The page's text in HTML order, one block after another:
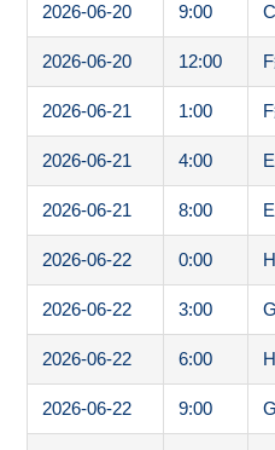
2026-06-20 9:00
2026-06-20 12:00
2026-06-21 1:00
2026-06-21 4:00
2026-06-21 8:00
2026-06-22 0:00
2026-06-22 3:00
2026-06-22 6:00
2026-06-22 9:00